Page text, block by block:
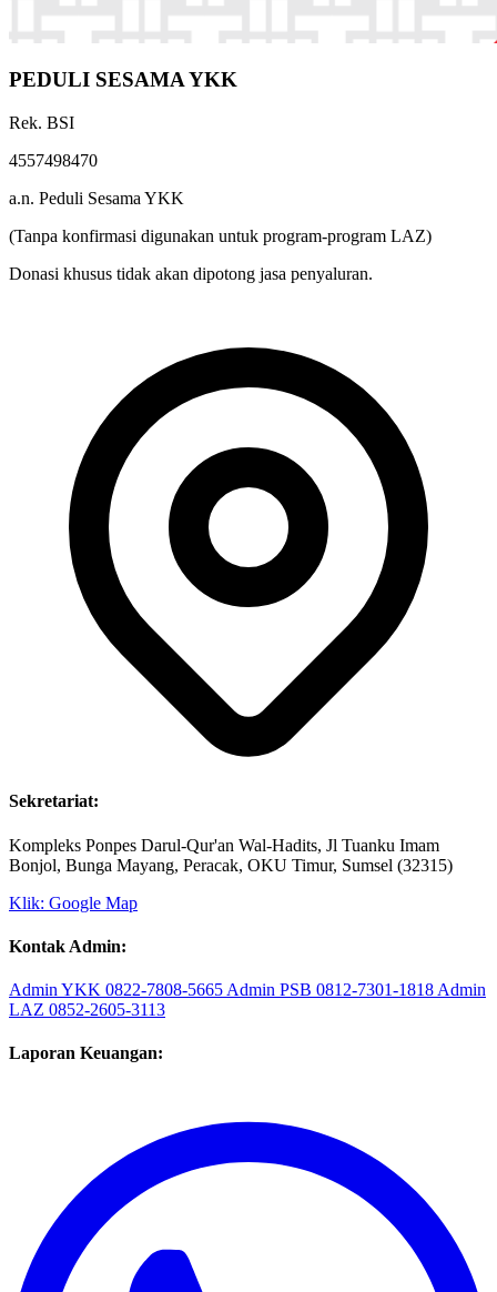
PEDULI SESAMA YKK
Rek. BSI
4557498470
a.n. Peduli Sesama YKK
(Tanpa konfirmasi digunakan untuk program-program LAZ)
Donasi khusus tidak akan dipotong jasa penyaluran.
Sekretariat:
Kompleks Ponpes Darul-Qur'an Wal-Hadits, Jl Tuanku Imam
Bonjol, Bunga Mayang, Peracak, OKU Timur, Sumsel (32315)
Klik: Google Map
Kontak Admin:
Admin YKK 0822-7808-5665 Admin PSB 0812-7301-1818 Admin
LAZ 0852-2605-3113
Laporan Keuangan: